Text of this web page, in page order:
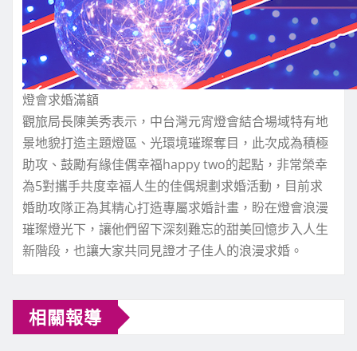
燈會求婚滿額
觀旅局長陳美秀表示，中台灣元宵燈會結合場域特有地
景地貌打造主題燈區、光環境璀璨奪目，此次成為積極
助攻、鼓勵有緣佳偶幸福happy two的起點，非常榮幸
為5對攜手共度幸福人生的佳偶規劃求婚活動，目前求
婚助攻隊正為其精心打造專屬求婚計畫，盼在燈會浪漫
璀璨燈光下，讓他們留下深刻難忘的甜美回憶步入人生
新階段，也讓大家共同見證才子佳人的浪漫求婚。
相關報導